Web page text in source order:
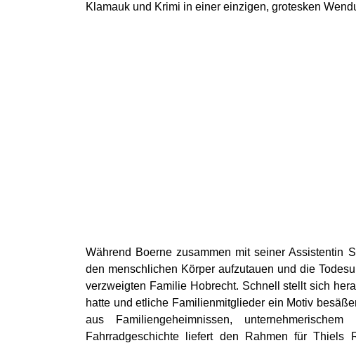
Klamauk und Krimi in einer einzigen, grotesken
Während Boerne zusammen mit seiner Assistentin
den menschlichen Körper aufzutauen und die
verzweigten Familie Hobrecht. Schnell stellt sich
hatte und etliche Familienmitglieder ein Motiv
aus Familiengeheimnissen,
Fahrradgeschichte liefert den Rahmen für Thiels